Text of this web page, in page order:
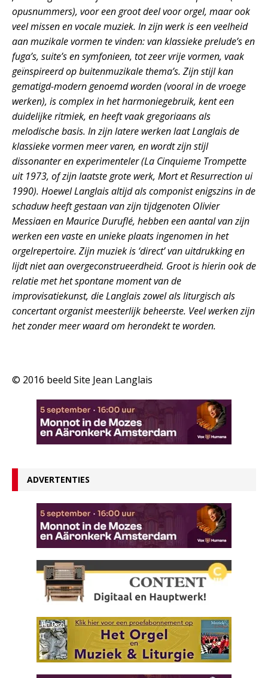
opusnummers), voor een groot deel voor orgel, maar ook
veel missen en vocale muziek. In zijn werk is een veelheid
aan muzikale vormen te vinden: van klassieke prelude’s en
fuga’s, suite’s en symfonieen, tot zeer vrije vormen, vaak
geïnspireerd op buitenmuzikale thema’s. Zijn stijl kan
gematigd-modern genoemd worden (vooral in de vroege
werken), is complex in het harmoniegebruik, kent een
duidelijke ritmiek, en heeft vaak gregoriaans als
melodische basis. In zijn latere werken laat Langlais de
klassieke vormen meer varen, en wordt zijn stijl
dissonanter en experimenteler (La Cinquieme Trompette
uit 1973, of zijn laatste grote werk, Mort et Resurrection ui
1990). Hoewel Langlais altijd als componist enigszins in de
schaduw heeft gestaan van zijn tijdgenoten Olivier
Messiaen en Maurice Duruflé, hebben een aantal van zijn
werken een vaste en unieke plaats ingenomen in het
orgelrepertoire. Zijn muziek is ‘direct’ van uitdrukking en
lijdt niet aan overgeconstrueerdheid. Groot is hierin ook de
relatie met het spontane moment van de
improvisatiekunst, die Langlais zowel als liturgisch als
concertant organist meesterlijk beheerste. Veel werken zijn
het zonder meer waard om herondekt te worden.
© 2016 beeld Site Jean Langlais
ADVERTENTIES